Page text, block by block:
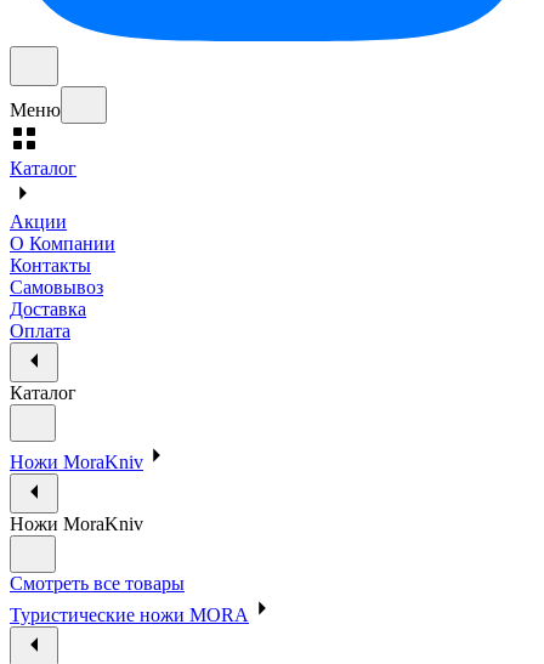
Меню
Каталог
Акции
О Компании
Контакты
Самовывоз
Доставка
Оплата
Каталог
Ножи MoraKniv
Ножи MoraKniv
Смотреть все товары
Туристические ножи MORA